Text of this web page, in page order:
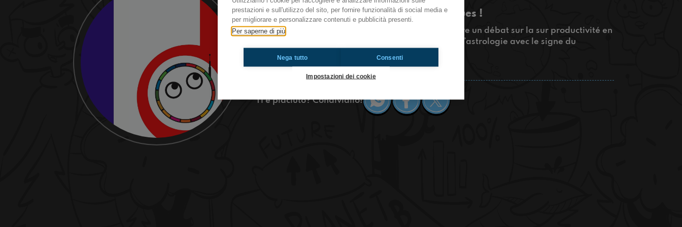
#bruxelles Je veux apprendre 40 langues !
Salut tout le monde! Aujourd’hui on va d’abord faire un débat sur la sur productivité en
quarantaine et on va continuer notre rubrique sur l’astrologie avec le signe du
Ti è piaciuto? Condividilo!
prestazioni e sull'utilizzo del sito, per fornire funzionalità di social media e
per migliorare e personalizzare contenuti e pubblicità presenti.
Per saperne di più
Nega tutto Consenti
Impostazioni dei cookie